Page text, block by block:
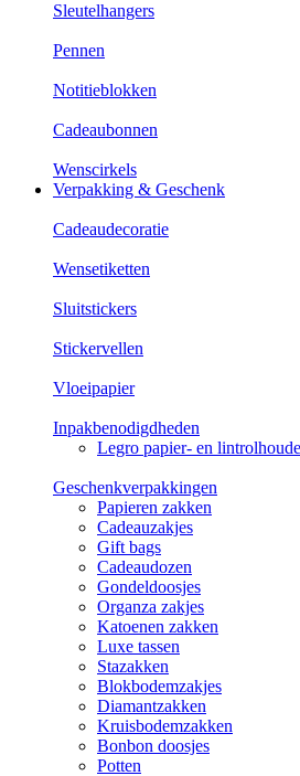
Sleutelhangers
Pennen
Notitieblokken
Cadeaubonnen
Wenscirkels
Verpakking & Geschenk
Cadeaudecoratie
Wensetiketten
Sluitstickers
Stickervellen
Vloeipapier
Inpakbenodigdheden
Legro papier- en
Geschenkverpakkingen
Papieren zakken
Cadeauzakjes
Gift bags
Cadeaudozen
Gondeldoosjes
Organza zakjes
Katoenen zakken
Luxe tassen
Stazakken
Blokbodemzakjes
Diamantzakken
Kruisbodemzakken
Bonbon doosjes
Potten